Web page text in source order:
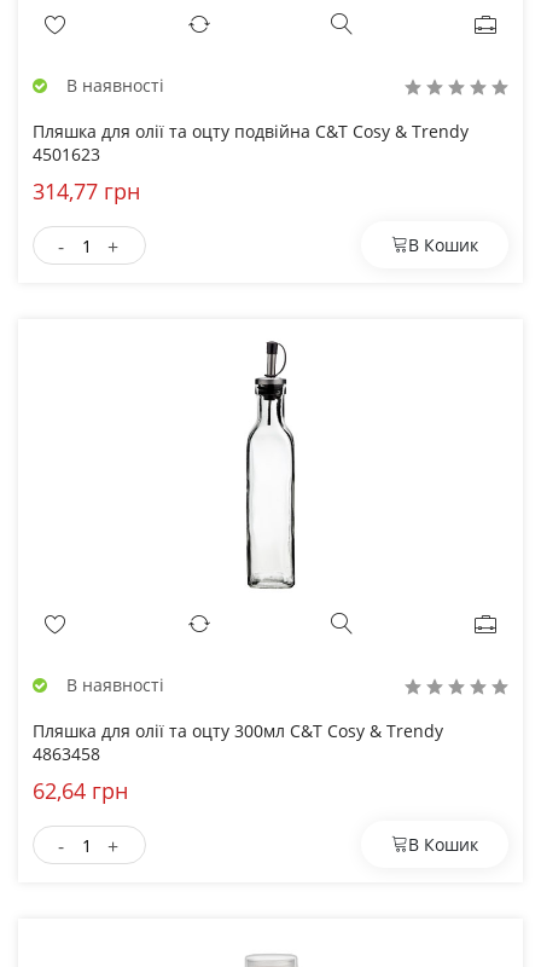
В наявності
Пляшка для олії та оцту подвійна C&T Cosy & Trendy
4501623
314,77 грн
- + В Кошик
В наявності
Пляшка для олії та оцту 300мл C&T Cosy & Trendy
4863458
62,64 грн
- + В Кошик